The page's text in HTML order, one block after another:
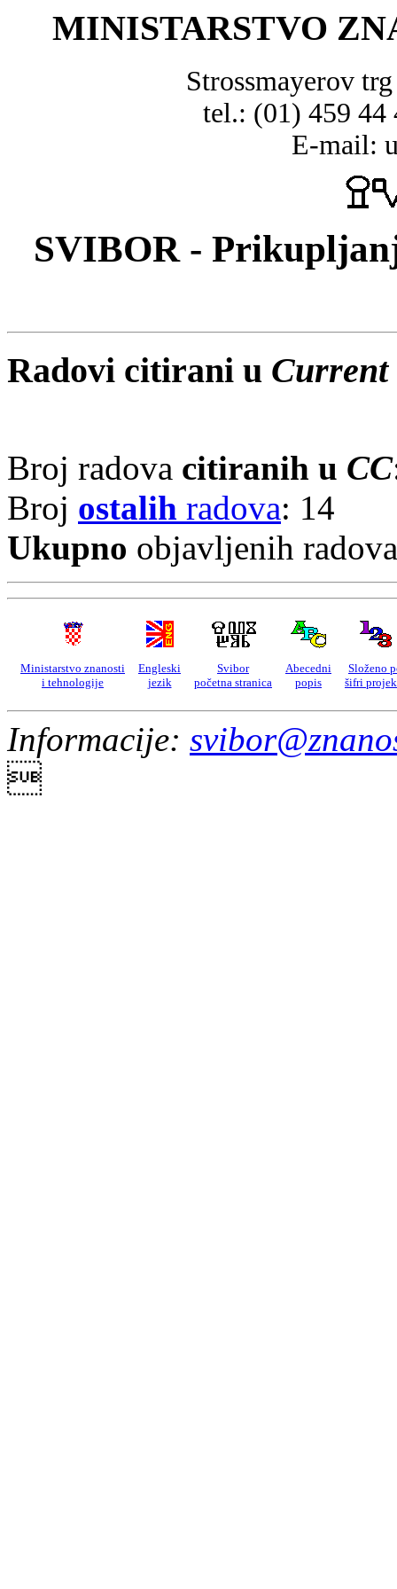
MINISTARSTVO
Strossmayerov
tel.: (01) 459 44
E-mail:
SVIBOR -
Radovi citirani u Current
Broj radova citiranih u CC
Broj ostalih radova: 14
Ukupno objavljenih
Ministarstvo znanosti
i tehnologije
Engleski
jezik
Svibor
početna stranica
Abecedni
popis
Složeno
šifri
Informacije:
